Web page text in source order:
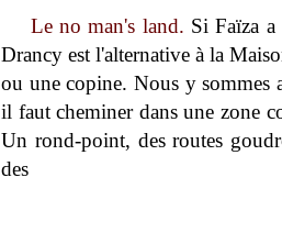
Le no man's land. Si Faïza
Drancy est l'alternative à la
ou une copine. Nous y sommes
il faut cheminer dans une zone
Un rond-point, des routes
des